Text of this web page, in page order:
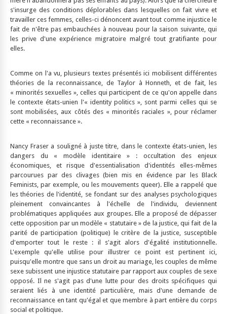
s'insurge des conditions déplorables dans lesquelles on fait vivre et
travailler ces femmes, celles-ci dénoncent avant tout comme injustice le
fait de n'être pas embauchées à nouveau pour la saison suivante, qui
les prive d'une expérience migratoire malgré tout gratifiante pour
elles.
Comme on l'a vu, plusieurs textes présentés ici mobilisent différentes
théories de la reconnaissance, de Taylor à Honneth, et de fait, les
« minorités sexuelles », celles qui participent de ce qu'on appelle dans
le contexte états-unien l'« identity politics », sont parmi celles qui se
sont mobilisées, aux côtés des « minorités raciales », pour réclamer
cette « reconnaissance ».
Nancy Fraser a souligné à juste titre, dans le contexte états-unien, les
dangers du « modèle identitaire » : occultation des enjeux
économiques, et risque d'essentialisation d'identités elles-mêmes
parcourues par des clivages (bien mis en évidence par les Black
Feminists, par exemple, ou les mouvements queer). Elle a rappelé que
les théories de l'identité, se fondant sur des analyses psychologiques
pleinement convaincantes à l'échelle de l'individu, deviennent
problématiques appliquées aux groupes. Elle a proposé de dépasser
cette opposition par un modèle « statutaire » de la justice, qui fait de la
parité de participation (politique) le critère de la justice, susceptible
d'emporter tout le reste : il s'agit alors d'égalité institutionnelle.
L'exemple qu'elle utilise pour illustrer ce point est pertinent ici,
puisqu'elle montre que sans un droit au mariage, les couples de même
sexe subissent une injustice statutaire par rapport aux couples de sexe
opposé. Il ne s'agit pas d'une lutte pour des droits spécifiques qui
seraient liés à une identité particulière, mais d'une demande de
reconnaissance en tant qu'égal et que membre à part entière du corps
social et politique.